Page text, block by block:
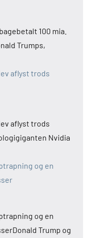
100 mia.
Trumps,
aflyst trods
aflyst trods
Nvidia
og en
og en
Trump og